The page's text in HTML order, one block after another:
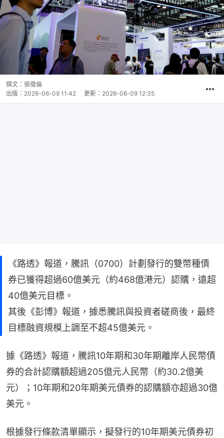
撰文： 張偉倫
出版： 2026-06-09 11:42 更新： 2026-06-09 12:35
《路透》報道，騰訊（0700）計劃發行的雙幣種債
券已獲得超過60億美元（約468億港元）認購，遠超
40億美元目標。
其後《彭博》報道，據悉騰訊與投資者磋商後，最終
目標融資規模上調至不超45億美元。
據《路透》報道，騰訊10年期和30年期離岸人民幣債
券的合計認購額超過205億元人民幣（約30.2億美
元）；10年期和20年期美元債券的認購額亦超過30億
美元。
根據發行條款清單顯示，擬發行的10年期美元債券初